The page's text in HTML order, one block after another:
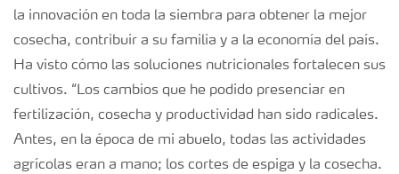
la innovación en toda la siembra para obtener la mejor
cosecha, contribuir a su familia y a la economía del país.
Ha visto cómo las soluciones nutricionales fortalecen sus
cultivos. “Los cambios que he podido presenciar en
fertilización, cosecha y productividad han sido radicales.
Antes, en la época de mi abuelo, todas las actividades
agrícolas eran a mano; los cortes de espiga y la cosecha.